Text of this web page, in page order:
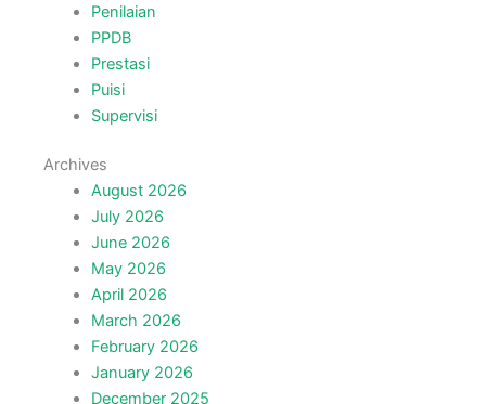
Penilaian
PPDB
Prestasi
Puisi
Supervisi
Archives
August 2026
July 2026
June 2026
May 2026
April 2026
March 2026
February 2026
January 2026
December 2025